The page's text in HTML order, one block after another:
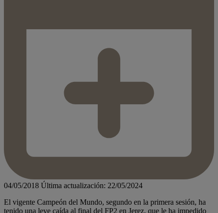
04/05/2018 Última actualización: 22/05/2024
El vigente Campeón del Mundo, segundo en la primera sesión, ha
tenido una leve caída al final del FP2 en Jerez, que le ha impedido